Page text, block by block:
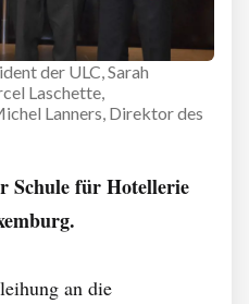
der ULC, Sarah
Laschette,
Lanners, Direktor des
Schule für Hotellerie
an die